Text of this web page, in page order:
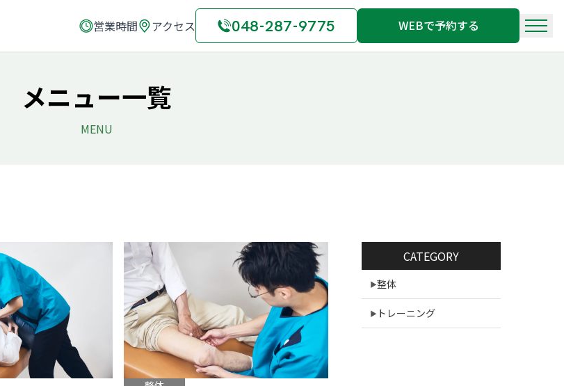
営業時間 アクセス 048-287-9775 WEBで予約する
メニュー一覧
MENU
CATEGORY
整体
トレーニング